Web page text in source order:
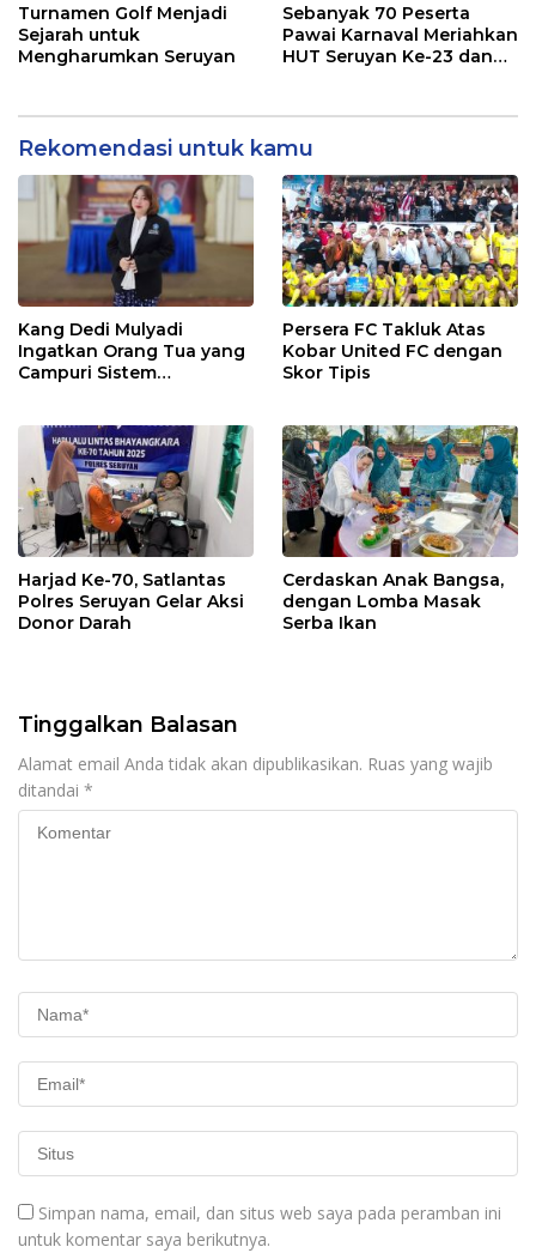
Turnamen Golf Menjadi
Sejarah untuk
Mengharumkan Seruyan
Sebanyak 70 Peserta
Pawai Karnaval Meriahkan
HUT Seruyan Ke-23 dan
Rekomendasi untuk kamu
Kang Dedi Mulyadi
Ingatkan Orang Tua yang
Campuri Sistem
Etika Hukum Pendidikan
Persera FC Takluk Atas
Kobar United FC dengan
Skor Tipis
Harjad Ke-70, Satlantas
Polres Seruyan Gelar Aksi
Donor Darah
Cerdaskan Anak Bangsa,
dengan Lomba Masak
Serba Ikan
Tinggalkan Balasan
Alamat email Anda tidak akan dipublikasikan. Ruas yang wajib
ditandai *
Simpan nama, email, dan situs web saya pada peramban ini
untuk komentar saya berikutnya.